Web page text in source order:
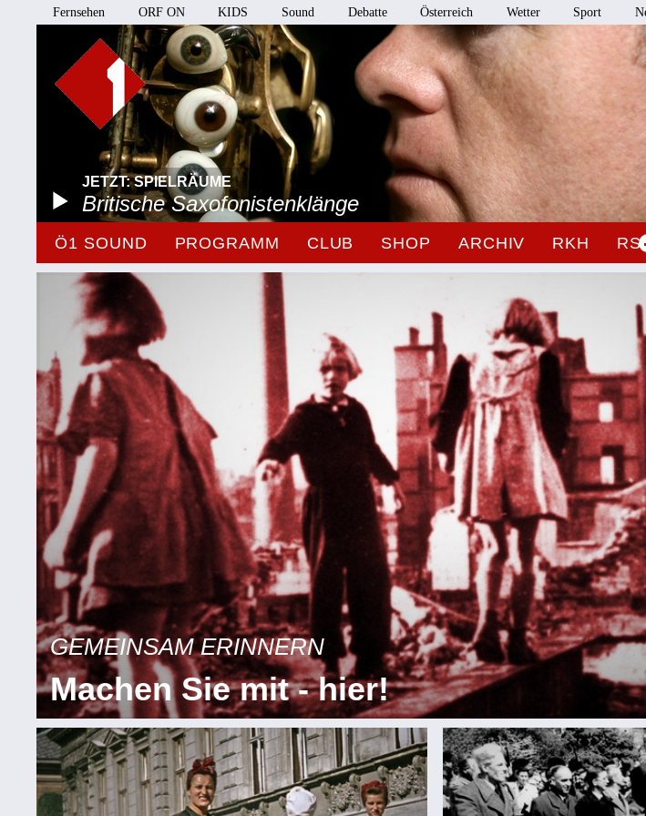
Fernsehen ORF ON KIDS Sound Debatte Österreich Wetter Sport
JETZT: SPIELRÄUME
Britische Saxofonistenklänge
Ö1 SOUND PROGRAMM CLUB SHOP ARCHIV RKH
GEMEINSAM ERINNERN
Machen Sie mit - hier!